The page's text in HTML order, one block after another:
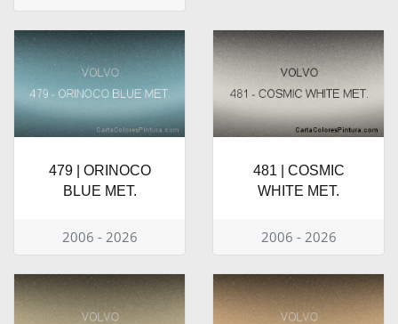
479 | ORINOCO
BLUE MET.
2006 - 2026
481 | COSMIC
WHITE MET.
2006 - 2026